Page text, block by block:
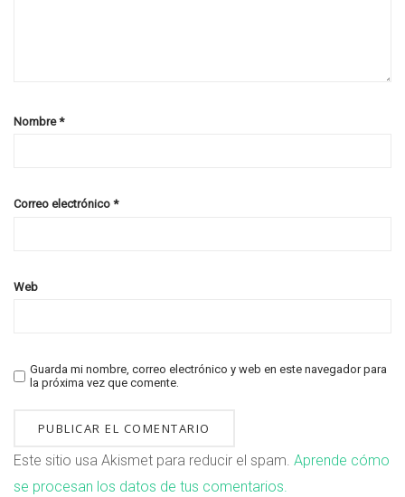
Nombre*
Correo electrónico *
Web
Guarda mi nombre, correo electrónico y web en este navegador para
la próxima vez que comente.
Este sitio usa Akismet para reducir el spam. Aprende cómo
se procesan los datos de tus comentarios.